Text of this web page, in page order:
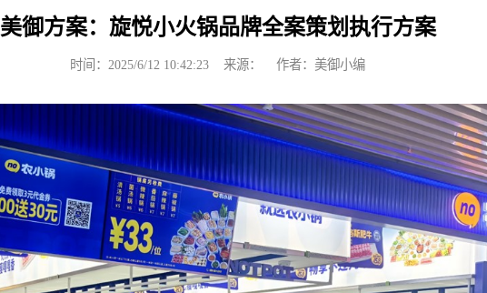
美御方案：旋悦小火锅品牌全案策划执行方案
时间：2025/6/12 10:42:23 来源： 作者：美御小编